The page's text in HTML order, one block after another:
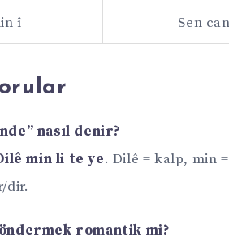
î Sen
nasıl denir?
min li te ye. Dilê = kalp, min
dir.
romantik mi?